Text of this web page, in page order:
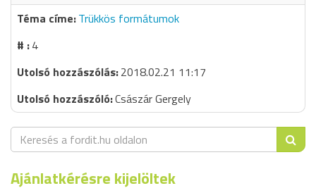
Trükkös formátumok
4
2018.02.21 11:17
Császár Gergely
Ajánlatkérésre kijelöltek